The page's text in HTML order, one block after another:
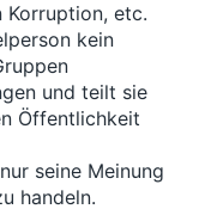
Korruption, etc.
kein
und teilt sie
Öffentlichkeit
seine Meinung
handeln.